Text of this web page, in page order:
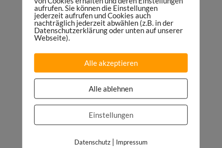
Programm
Tickets
Scott Galloway
Sophia Amoruso
Keynote OMR Festival 2017 „The State of the
German Internet“
Slides auf Slideshare
aufrufen. Sie können die Einstellungen
jederzeit aufrufen und Cookies auch
nachträglich jederzeit abwählen (z.B. in der
Datenschutzerklärung oder unten auf unserer
Webseite).
Alle akzeptieren
Alle ablehnen
Einstellungen
Datenschutz| Impressum